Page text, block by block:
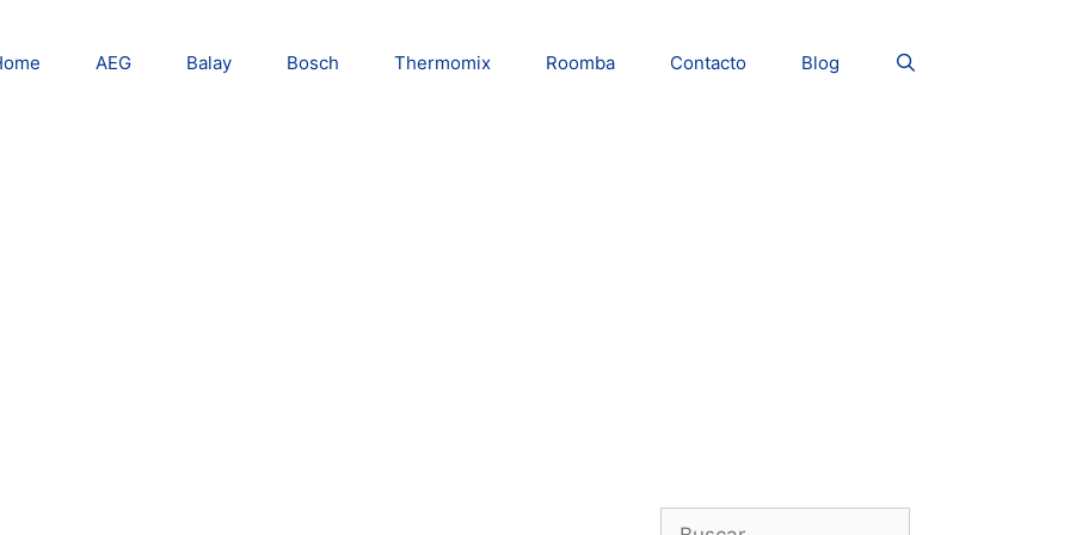
AEG Balay Bosch Thermomix Roomba Contacto Blog
Buscar: